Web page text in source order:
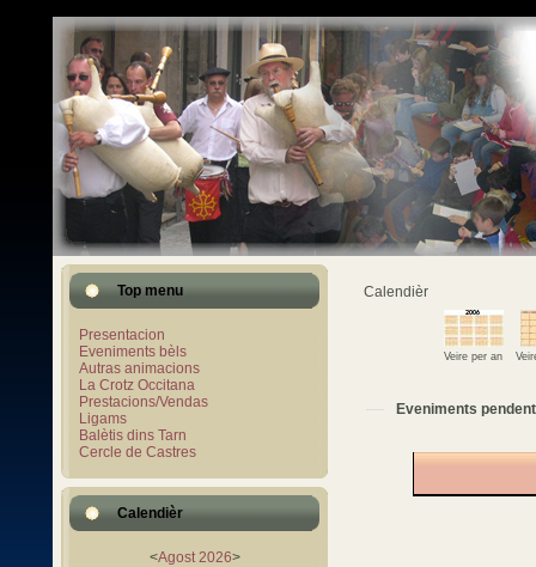
Top menu
Presentacion
Eveniments bèls
Autras animacions
La Crotz Occitana
Prestacions/Vendas
Ligams
Balètis dins Tarn
Cercle de Castres
Calendièr
<Agost 2026>
Calendièr
Veire per an
Eveniments pendent